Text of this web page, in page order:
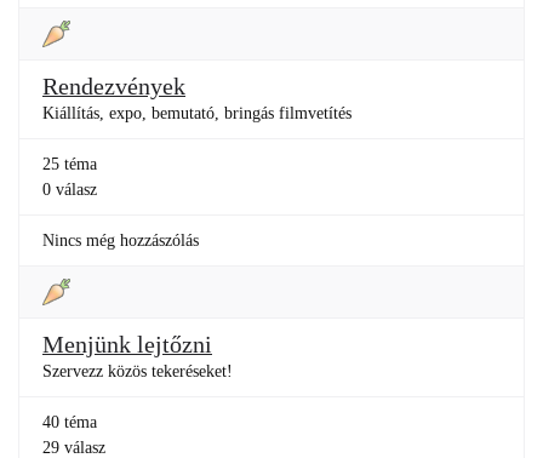
Rendezvények
Kiállítás, expo, bemutató, bringás filmvetítés
25 téma
0 válasz
Nincs még hozzászólás
Menjünk lejtőzni
Szervezz közös tekeréseket!
40 téma
29 válasz